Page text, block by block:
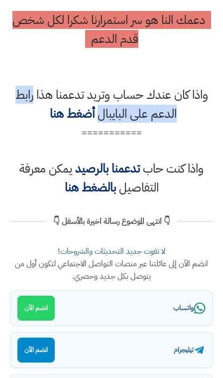
دعمك النا هو سر استمرارنا شكرا لكل شخص
قدم الدعم
واذا كان عندك حساب وتريد تدعمنا هذارابط
الدعم على البايبال أضغط هنا
===========
واذا كنت حابتدعمنا بالرصيديمكن معرفة
التفاصيلبالضغط هنا
👇 انتهى الموضوع رسالة اخيرة بالأسفل 👇
لا تفوت جديد التحديثات والشروحات!
انضم الآن إلى عائلتنا عبر منصات التواصل الاجتماعي لتكون أول من
يتوصل بكل جديد وحصري.
واتساب انضم الآن
تيليجرام انضم الآن